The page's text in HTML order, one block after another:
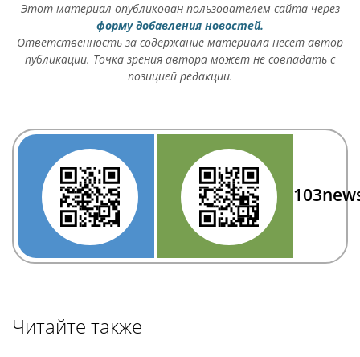
Этот материал опубликован пользователем сайта через
форму добавления новостей.
Ответственность за содержание материала несет автор
публикации. Точка зрения автора может не совпадать с
позицией редакции.
Читайте также